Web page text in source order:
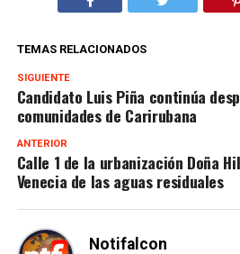
TEMAS RELACIONADOS
SIGUIENTE
Candidato Luis Piña continúa
comunidades de Carirubana
ANTERIOR
Calle 1 de la urbanización Doña
Venecia de las aguas residuales
Notifalcon